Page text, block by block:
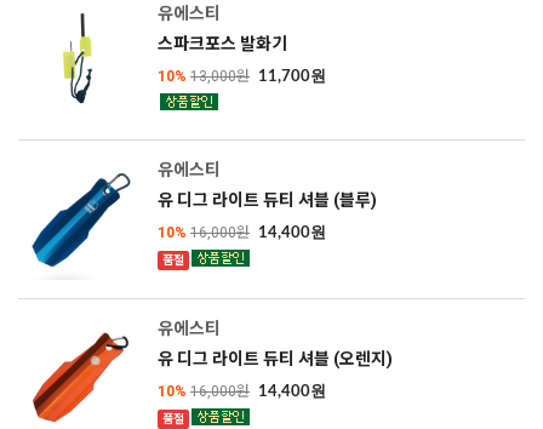
유에스티
스파크포스 발화기
10% 13,000원 11,700원
SOLD OUT
유에스티
유 디그 라이트 듀티 셔블 (블루)
10% 16,000원 14,400원
품절
유에스티
유 디그 라이트 듀티 셔블 (오렌지)
10% 16,000원 14,400원
품절